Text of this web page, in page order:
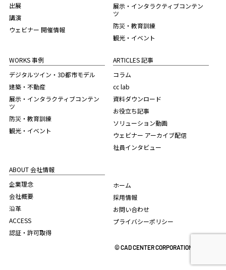
出展
講演
ウェビナー 開催情報
WORKS 事例
デジタルツイン・3D都市モデル
建築・不動産
展示・インタラクティブコンテン
ツ
防災・教育訓練
観光・イベント
展示・インタラクティブコンテン
ツ
防災・教育訓練
観光・イベント
ARTICLES 記事
コラム
cc lab
資料ダウンロード
お役立ち記事
ソリューション動画
ウェビナー アーカイブ配信
社員インタビュー
ABOUT 会社情報
企業理念
会社概要
沿革
ACCESS
認証・許可取得
ホーム
採用情報
お問い合わせ
プライバシーポリシー
© CAD CENTER CORPORATION. 2022